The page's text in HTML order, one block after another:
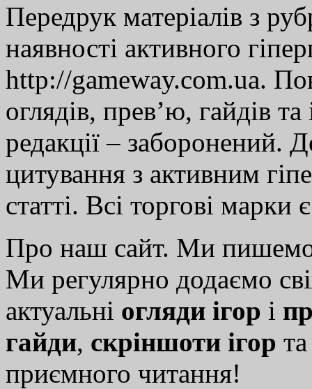
Передрук матеріалів з
наявності активного
http://gameway.com.ua.
оглядів, прев’ю, гайдів
редакції – заборонений.
цитування з активним
статті. Всі торгові марки
Про наш сайт. Ми
Ми регулярно додаємо
актуальні огляди ігор і
гайди, скріншоти ігор
приємного читання!